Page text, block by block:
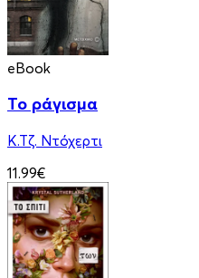
eBook
Το ράγισμα
Κ.Τζ. Ντόχερτι
11.99€